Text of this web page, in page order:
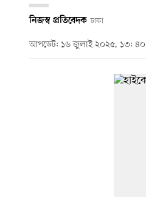
নিজস্ব প্রতিবেদক ঢাকা
আপডেট: ১৬ জুলাই ২০২৫, ১৩: ৪০